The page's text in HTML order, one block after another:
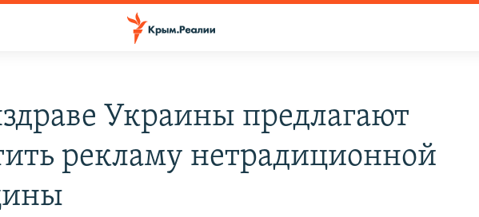
Украины предлагают
рекламу нетрадиционной